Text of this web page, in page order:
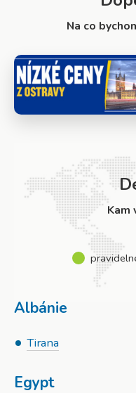
Na co
Kam
Albánie
Tirana
Egypt